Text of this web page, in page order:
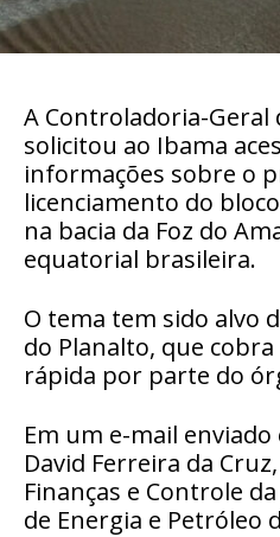
A Controladoria-Geral
solicitou ao Ibama
informações sobre o
licenciamento do
na bacia da Foz do
equatorial brasileira.
O tema tem sido alvo
do Planalto, que
rápida por parte do
Em um e-mail
David Ferreira da
Finanças e Controle
de Energia e Petróleo